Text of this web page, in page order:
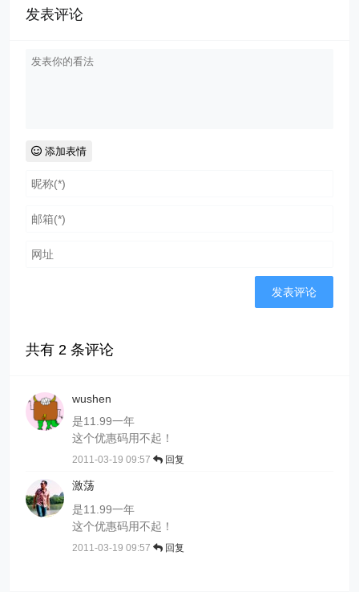
发表评论
添加表情
共有2 条评论
wushen
是11.99一年
这个优惠码用不起！
2011-03-19 09:57 回复
激荡
是11.99一年
这个优惠码用不起！
2011-03-19 09:57 回复